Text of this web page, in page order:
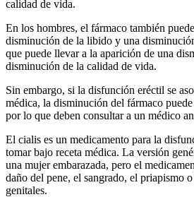
calidad de vida.
En los hombres, el fármaco también
disminución de la libido y una
que puede llevar a la aparición de una
disminución de la calidad de vida.
Sin embargo, si la disfunción eréctil se
médica, la disminución del fármaco
por lo que deben consultar a un médico
El cialis es un medicamento para la
tomar bajo receta médica. La versión
una mujer embarazada, pero el
daño del pene, el sangrado, el priapismo
genitales.